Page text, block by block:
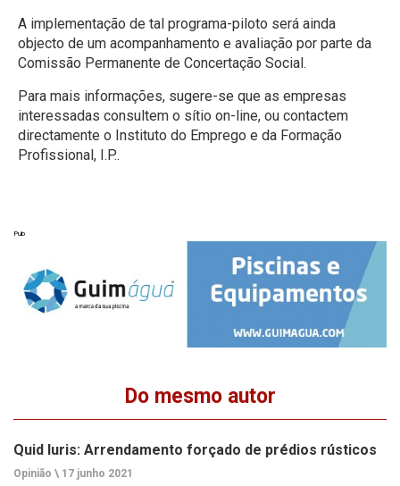
A implementação de tal programa-piloto será ainda
objecto de um acompanhamento e avaliação por parte da
Comissão Permanente de Concertação Social.
Para mais informações, sugere-se que as empresas
interessadas consultem o sítio on-line, ou contactem
directamente o Instituto do Emprego e da Formação
Profissional, I.P..
Pub
Do mesmo autor
Quid Iuris: Arrendamento forçado de prédios rústicos
Opinião \ 17 junho 2021